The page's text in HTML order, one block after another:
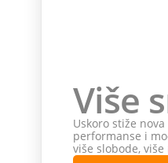
Više
Uskoro stiže
performanse i
više slobode,